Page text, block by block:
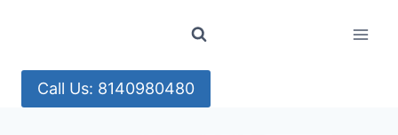
Call Us: 8140980480